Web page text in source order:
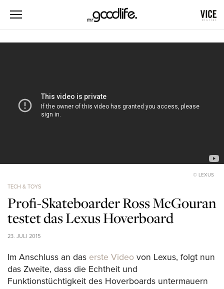
© LEXUS
TECH & TOYS
Profi-Skateboarder Ross McGouran
testet das Lexus Hoverboard
23. JULI 2015
Im Anschluss an das erste Video von Lexus, folgt nun
das Zweite, dass die Echtheit und
Funktionstüchtigkeit des Hoverboards untermauern